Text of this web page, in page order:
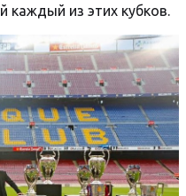
из этих кубков.